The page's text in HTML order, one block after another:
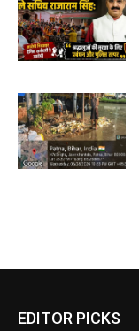
EDITOR PICKS